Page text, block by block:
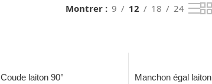
Montrer 9 12 18 24
Coude laiton 90° Manchon égal laiton